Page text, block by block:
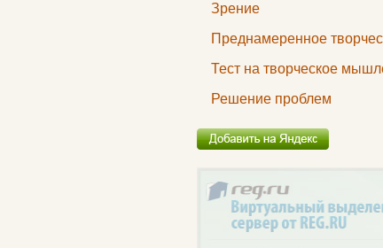
Зрение
Преднамеренное
Тест на творческое
Решение проблем